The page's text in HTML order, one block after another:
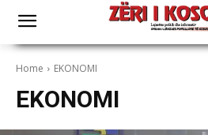
Home EKONOMI
EKONOMI